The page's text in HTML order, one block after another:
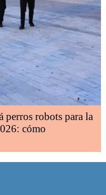
perros robots para la
cómo